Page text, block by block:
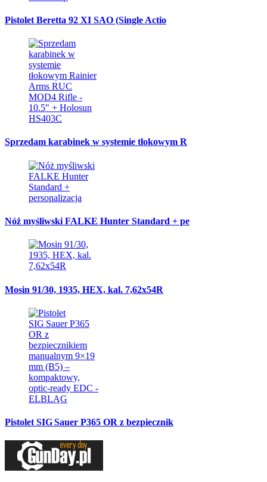
Pistolet Beretta 92 XI SAO (Single Actio
Sprzedam karabinek w systemie tłokowym R
Nóż myśliwski FALKE Hunter Standard + pe
Mosin 91/30, 1935, HEX, kal. 7,62x54R
Pistolet SIG Sauer P365 OR z bezpiecznik